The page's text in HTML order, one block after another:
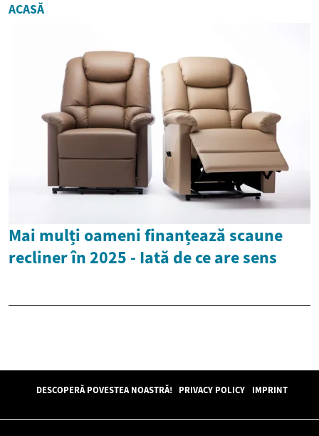
ACASĂ
Mai mulți oameni finanțează scaune
recliner în 2025 - Iată de ce are sens
DESCOPERĂ POVESTEA NOASTRĂ! PRIVACY POLICY IMPRINT